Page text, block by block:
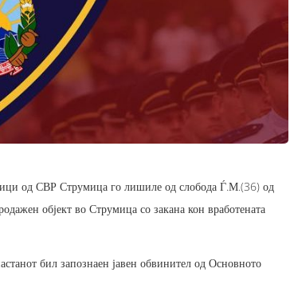
од СВР Струмица го лишиле од слобода Ѓ.М.(36) од
објект во Струмица со закана кон вработената
бил запознаен јавен обвинител од Основното